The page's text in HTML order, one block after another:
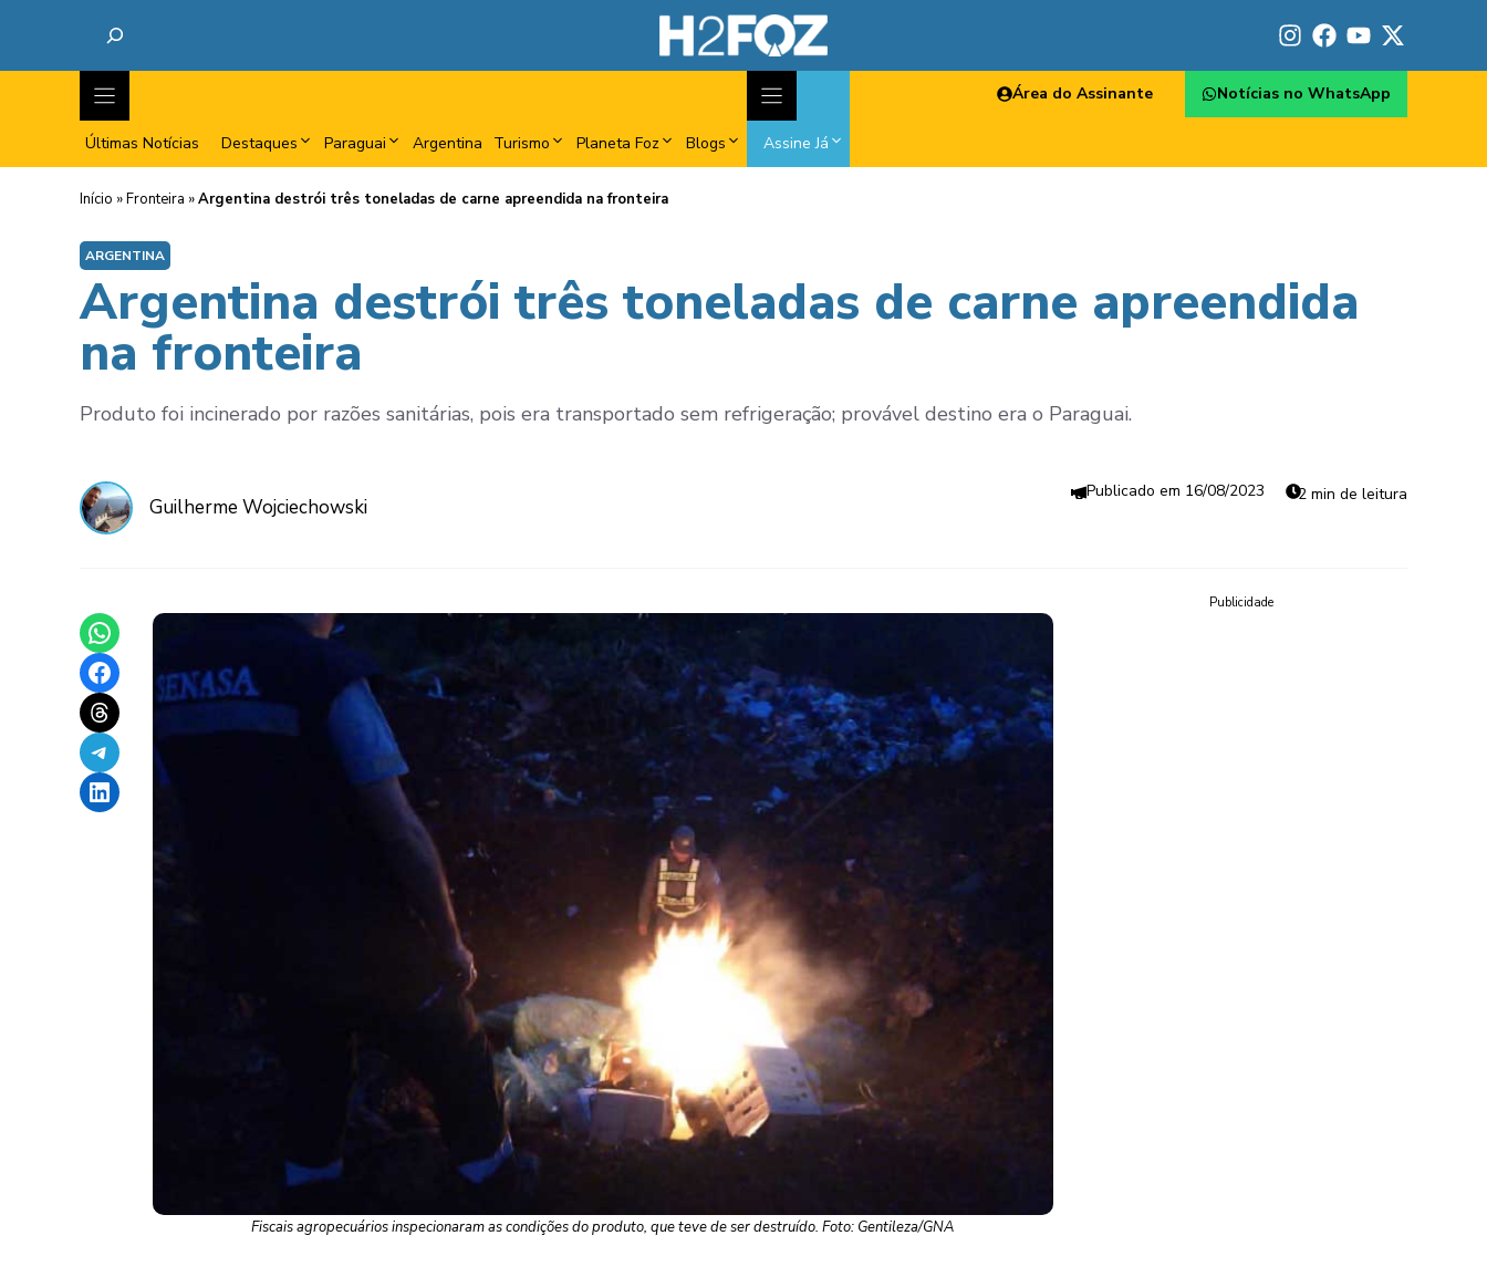
Últimas Notícias Destaques Paraguai Argentina Turismo Planeta Foz Blogs Assine Já
Área do Assinante Notícias no WhatsApp
Início »Fronteira »Argentina destrói três toneladas de carne apreendida na fronteira
ARGENTINA
Argentina destrói três toneladas de carne apreendida
na fronteira
Produto foi incinerado por razões sanitárias, pois era transportado sem refrigeração; provável destino era o Paraguai.
Guilherme Wojciechowski
16/08/2023 2 min de leitura
Share on WhatsApp
Share on Facebook
Share on Threads
Share on Telegram
Share on LinkedIn
Fiscais agropecuários inspecionaram as condições do produto, que teve de ser destruído. Foto: Gentileza/GNA
Publicidade